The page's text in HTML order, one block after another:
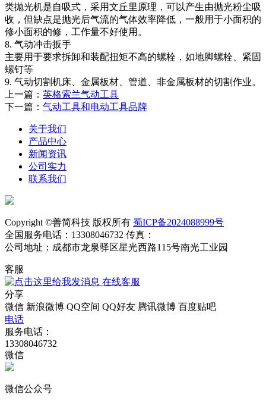
类抛光机是自吸式，采用文丘里原理，可以产生由抛光粉尘吸
收，但缺点是抛光后气流的气体效率降低，一般用于小面积的
修小面积的修，工作量不好使用。
8. 气动冲击扳手
主要用于要求拆卸和装配扭矩不高的螺栓，如地脚螺栓、紧固
螺钉等
9. 气动切割机床、金属板材、管道、非金属板材的切割作业。
上一篇： 英格索兰气动工具
下一篇： 气动工具和电动工具品牌
关于我们
产品中心
新闻资讯
公司实力
联系我们
Copyright ©善简科技 版权所有 蜀ICP备2024088999号
全国服务电话：13308046732 传真：
公司地址：成都市龙泉驿区星光西路115号南光工业园
客服
在线客服
分享
微信 新浪微博 QQ空间 QQ好友 腾讯微博 百度贴吧
电话
服务电话：
13308046732
微信
微信公众号